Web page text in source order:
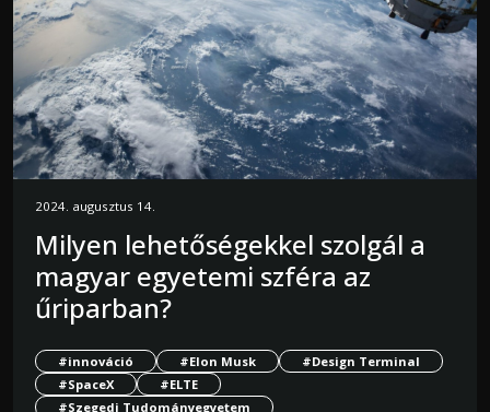
2024. augusztus 14.
Milyen lehetőségekkel szolgál a
magyar egyetemi szféra az
űriparban?
#innováció #Elon Musk
#Design Terminal
#SpaceX
#ELTE
#Szegedi Tudományegyetem